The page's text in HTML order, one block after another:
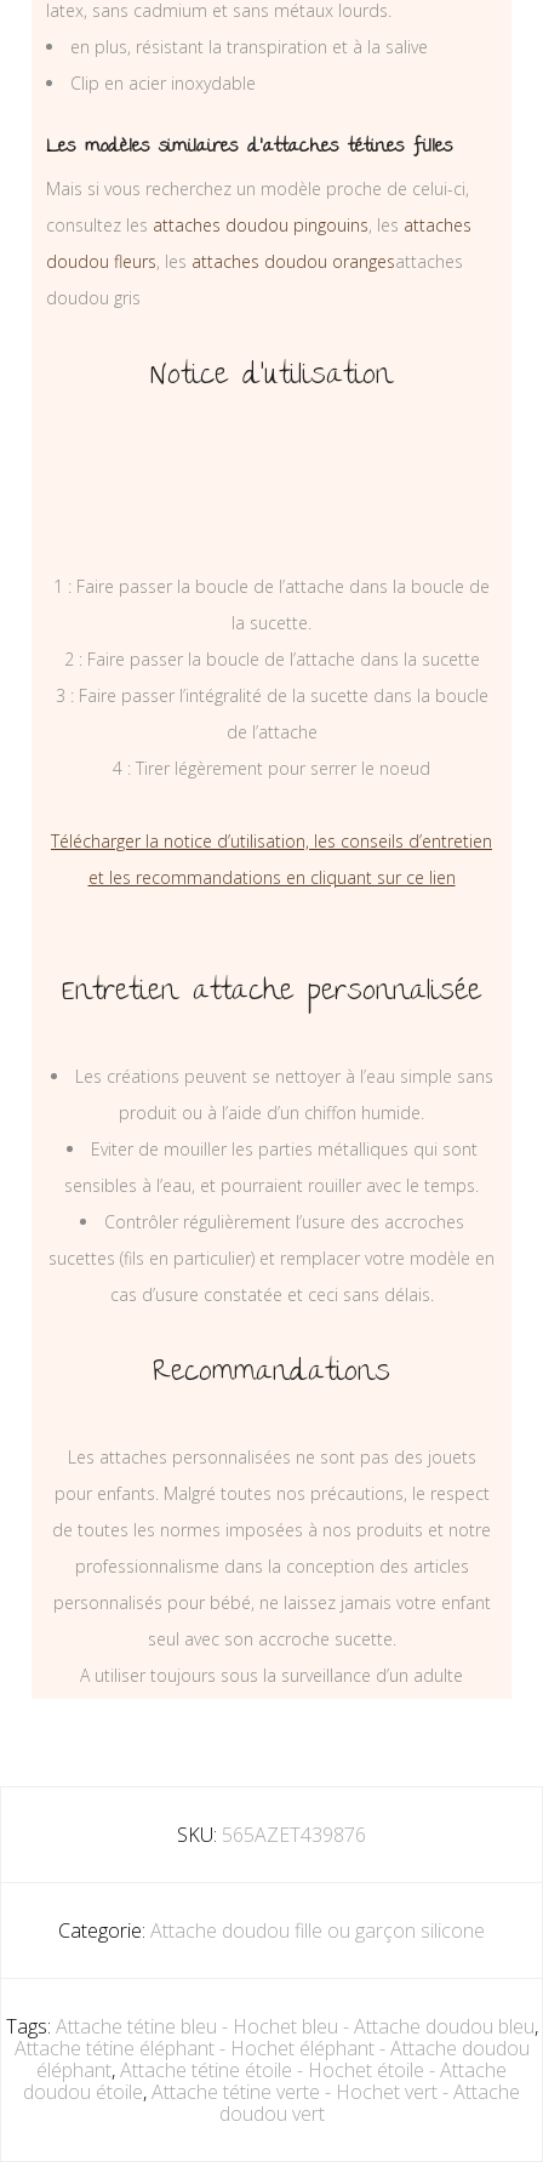
latex, sans cadmium et sans métaux lourds.
en plus, résistant la transpiration et à la salive
Clip en acier inoxydable
Les modèles similaires d’attaches tétines filles
Mais si vous recherchez un modèle proche de celui-ci,
consultez les attaches doudou pingouins, les attaches
doudou fleurs, les attaches doudou orangesattaches
doudou gris
Notice d’utilisation
1 : Faire passer la boucle de l’attache dans la boucle de
la sucette.
2 : Faire passer la boucle de l’attache dans la sucette
3 : Faire passer l’intégralité de la sucette dans la boucle
de l’attache
4 : Tirer légèrement pour serrer le noeud
Télécharger la notice d’utilisation, les conseils d’entretien
et les recommandations en cliquant sur ce lien
Entretien attache personnalisée
Les créations peuvent se nettoyer à l’eau simple sans
produit ou à l’aide d’un chiffon humide.
Eviter de mouiller les parties métalliques qui sont
sensibles à l’eau, et pourraient rouiller avec le temps.
Contrôler régulièrement l’usure des accroches
sucettes (fils en particulier) et remplacer votre modèle en
cas d’usure constatée et ceci sans délais.
Recommandations
Les attaches personnalisées ne sont pas des jouets
pour enfants. Malgré toutes nos précautions, le respect
de toutes les normes imposées à nos produits et notre
professionnalisme dans la conception des articles
personnalisés pour bébé, ne laissez jamais votre enfant
seul avec son accroche sucette.
A utiliser toujours sous la surveillance d’un adulte
SKU: 565AZET439876
Categorie: Attache doudou fille ou garçon silicone
Tags: Attache tétine bleu - Hochet bleu - Attache doudou bleu,
Attache tétine éléphant - Hochet éléphant - Attache doudou
éléphant,Attache tétine étoile - Hochet étoile - Attache
doudou étoile,Attache tétine verte - Hochet vert - Attache
doudou vert